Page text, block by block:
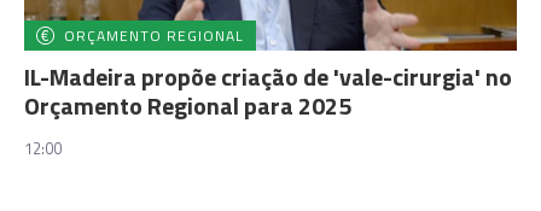
ORÇAMENTO REGIONAL
IL-Madeira propõe criação de 'vale-cirurgia' no
Orçamento Regional para 2025
12:00